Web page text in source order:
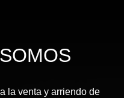
la venta y arriendo de